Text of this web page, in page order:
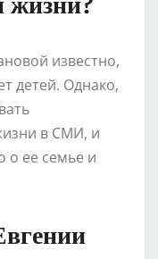
известно,
детей. Однако,
в СМИ, и
о ее семье и